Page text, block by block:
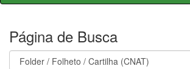
Página de Busca